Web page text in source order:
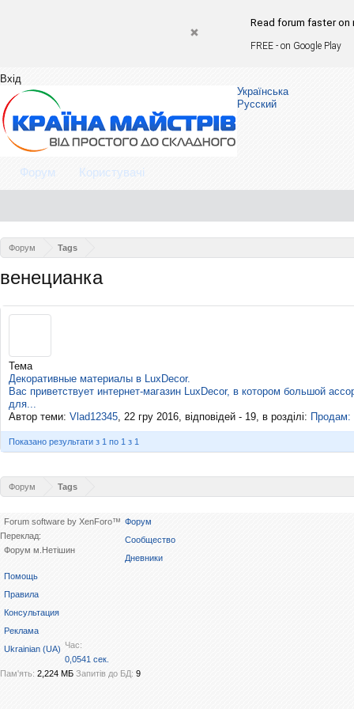
Read forum faster
FREE - on Google
Вхід
Форум Tags
венецианка
Тема
Декоративные материалы в LuxDecor.
Вас приветствует интернет-магазин LuxDecor, в котором большой
для...
Автор теми: Vlad12345, 22 гру 2016, відповідей - 19, в розділі: Продам:
Показано результати з 1 по 1 з 1
Форум Tags
Українська
Русский
Форум Користувачі
Forum software by XenForo™
Переклад:
Форум м.Нетішин
Форум
Сообщество
Дневники
Помощь
Правила
Консультация
Реклама
Ukrainian (UA) Час:
0,0541 сек.
Пам'ять: 2,224 МБ Запитів до БД: 9